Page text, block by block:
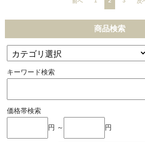
商品検索
キーワード検索
価格帯検索
円 ～ 円